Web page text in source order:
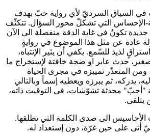
في السياق السرديّ لأي رواية حبّ بهدف
الإحساس التي تشكلّ محور السؤال. تتكثّف
تكونُ في غاية الدقة منفصلة الى الآن
عادة عن مثل هذا الموضوع في روايةٍ
لذيذ للسّمع. يكفي أن يثير الإنتباه،
حدث عابر او ضجة خافتة لإستخراج ما
المتعذّر تمييزه في مجرى الحياة
يدركه، ثم يبرزه ويعطيه إسماً وبالتالي
"أحبّ" محدثة تشوّشات، في التوقيت ذاته،
الى صدى الكلمة التي تطلقها.
أتى على حين غرّة، دون إستعداد له.